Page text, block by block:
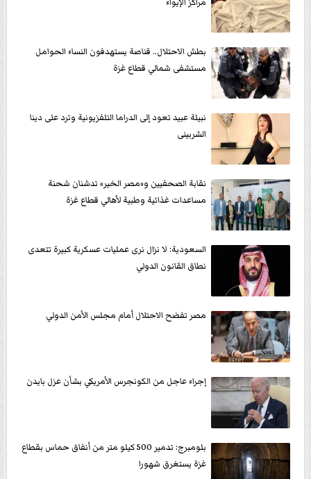
بطش الاحتلال.. قناصة يستهدفون النساء الحوامل
مستشفى شمالي قطاع غزة
نبيلة عبيد تعود إلى الدراما التلفزيونية وترد على دينا
الشربينى
نقابة الصحفيين و«مصر الخير» تدشنان شحنة
مساعدات غذائية وطبية لأهالي قطاع غزة
السعودية: لا نزال نرى عمليات عسكرية كبيرة تتعدى
نطاق القانون الدولي
مصر تفضح الاحتلال أمام مجلس الأمن الدولي
إجراء عاجل من الكونجرس الأمريكي بشأن عزل بايدن
بلومبرج: تدمير 500 كيلو متر من أنفاق حماس بقطاع
غزة يستغرق شهورا